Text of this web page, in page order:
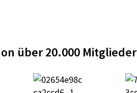
über 20.000 Mitglieder